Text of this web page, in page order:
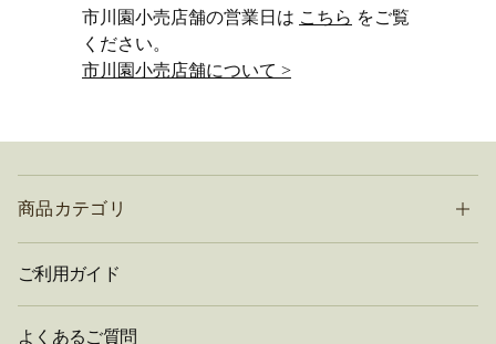
市川園小売店舗の営業日は こちら をご覧
ください。
市川園小売店舗について >
商品カテゴリ
ご利用ガイド
よくあるご質問